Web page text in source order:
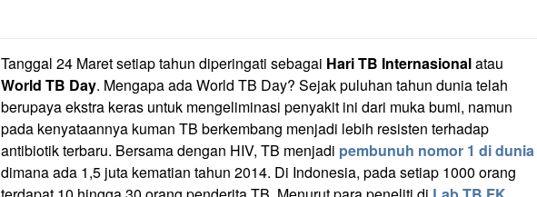
Tanggal 24 Maret setiap tahun diperingati sebagai Hari TB Internasionalatau
World TB Day. Mengapa ada World TB Day? Sejak puluhan tahun dunia telah
berupaya ekstra keras untuk mengeliminasi penyakit ini dari muka bumi, namun
pada kenyataannya kuman TB berkembang menjadi lebih resisten terhadap
antibiotik terbaru. Bersama dengan HIV, TB menjadi pembunuh nomor 1 di dunia
dimana ada 1,5 juta kematian tahun 2014. Di Indonesia, pada setiap 1000 orang